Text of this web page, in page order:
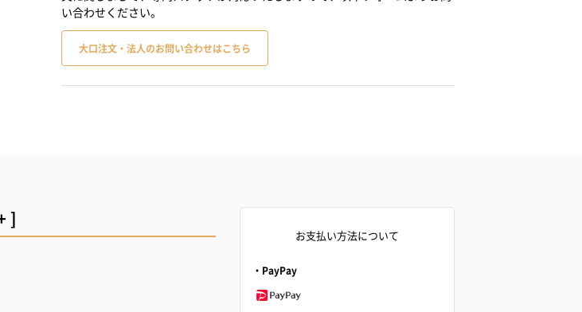
い合わせください。
大口注文・法人のお問い合わせはこちら
]
お支払い方法について
・PayPay